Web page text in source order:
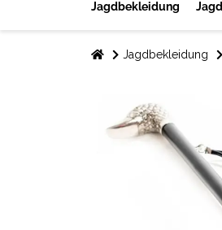
Jagdbekleidung
Jagdbekleidung